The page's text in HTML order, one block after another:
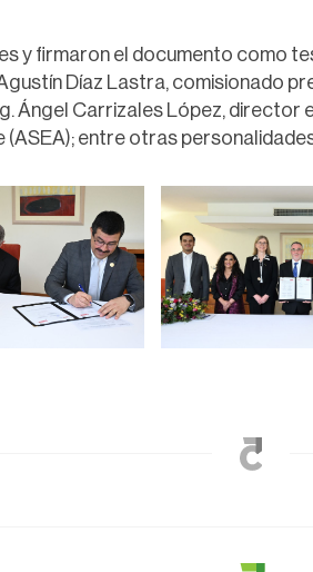
y firmaron el documento como
Díaz Lastra, comisionado
Ángel Carrizales López, director
(ASEA); entre otras